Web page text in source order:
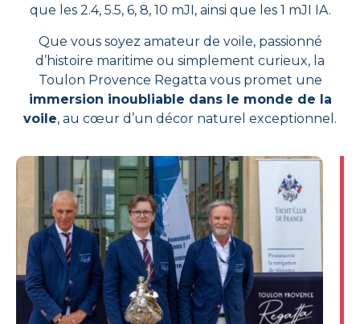
que les 2.4, 5.5, 6, 8, 10 mJI, ainsi que les 1 mJI IA.
Que vous soyez amateur de voile, passionné
d’histoire maritime ou simplement curieux, la
Toulon Provence Regatta vous promet une
immersion inoubliable dans le monde de la
voile, au cœur d’un décor naturel exceptionnel.